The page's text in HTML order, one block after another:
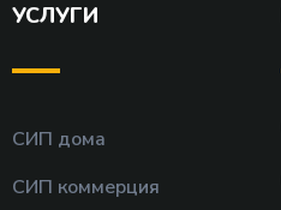
УСЛУГИ
СИП дома
СИП коммерция